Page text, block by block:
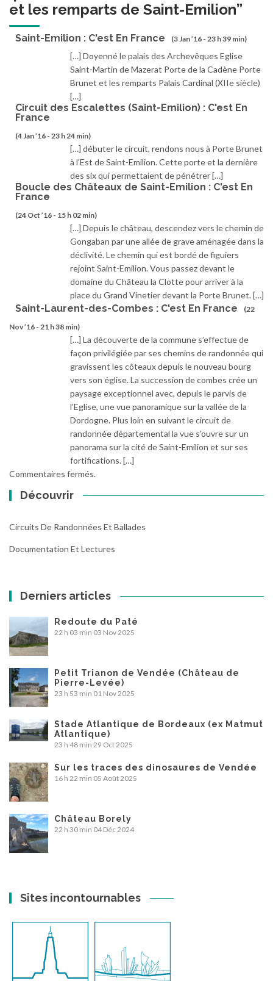
et les remparts de Saint-Emilion”
Saint-Emilion : C'est En France (3 Jan ’16 - 23 h 39 min)
[…] Doyenné le palais des Archevêques Eglise
Saint-Martin de Mazerat Porte de la Cadène Porte
Brunet et les remparts Palais Cardinal (XIIe siècle)
[…]
Circuit des Escalettes (Saint-Emilion) : C'est En
France
(4 Jan ’16 - 23 h 24 min)
[…] débuter le circuit, rendons nous à Porte Brunet
à l’Est de Saint-Emilion. Cette porte et la dernière
des six qui permettaient de pénétrer […]
Boucle des Châteaux de Saint-Emilion : C'est En
France
(24 Oct ’16 - 15 h 02 min)
[…] Depuis le château, descendez vers le chemin de
Gongaban par une allée de grave aménagée dans la
déclivité. Le chemin qui est bordé de figuiers
rejoint Saint-Emilion. Vous passez devant le
domaine du Château la Clotte pour arriver à la
place du Grand Vinetier devant la Porte Brunet. […]
Saint-Laurent-des-Combes : C'est En France
(22
Nov ’16 - 21 h 38 min)
[…] La découverte de la commune s’effectue de
façon privilégiée par ses chemins de randonnée qui
gravissent les côteaux depuis le nouveau bourg
vers son église. La succession de combes crée un
paysage exceptionnel avec, depuis le parvis de
l’Eglise, une vue panoramique sur la vallée de la
Dordogne. Plus loin en suivant le circuit de
randonnée départemental la vue s’ouvre sur un
panorama sur la cité de Saint-Emilion et sur ses
fortifications. […]
Commentaires fermés.
Découvrir
Circuits De Randonnées Et Ballades
Documentation Et Lectures
Derniers articles
Redoute du Paté
22 h 03 min 03 Nov 2025
Petit Trianon de Vendée (Château de
Pierre-Levée)
23 h 53 min 01 Nov 2025
Stade Atlantique de Bordeaux (ex Matmut
Atlantique)
23 h 48 min 29 Oct 2025
Sur les traces des dinosaures de Vendée
16 h 22 min 05 Août 2025
Château Borely
22 h 30 min 04 Déc 2024
Sites incontournables